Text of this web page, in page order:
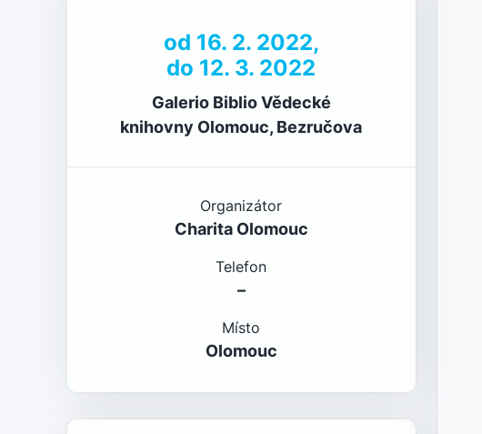
od 16. 2. 2022,
do 12. 3. 2022
Galerio Biblio Vědecké
knihovny Olomouc, Bezručova
Organizátor
Charita Olomouc
Telefon
–
Místo
Olomouc